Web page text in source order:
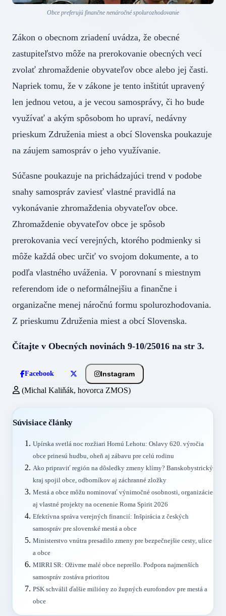
Obce preferujú finančne nenáročné spolurozhodovanie
Zákon o obecnom zriadení uvádza, že obecné
zastupiteľstvo môže na prerokovanie obecných vecí
zvolať zhromaždenie obyvateľov obce alebo jej časti.
Napriek tomu, že v zákone je tento inštitút upravený
len jednou vetou, a je vecou samosprávy, či ho bude
využívať a akým spôsobom ho upraví, nedávny
prieskum Združenia miest a obcí Slovenska poukazuje
na záujem samospráv o jeho využívanie.
Súčasne poukazuje na prichádzajúci trend v podobe
snahy samospráv zaviesť vlastné pravidlá na
vykonávanie zhromaždenia obyvateľov obce.
Zhromaždenie obyvateľov obce je spôsob
prerokovania vecí verejných, ktorého podmienky si
môže každá obec určiť vo svojom dokumente, a to
podľa vlastného uváženia. V porovnaní s miestnym
referendom ide o neformálnejšiu a finančne i
organizačne menej náročnú formu spolurozhodovania.
Z prieskumu Združenia miest a obcí Slovenska.
Čítajte v Obecných novinách 9-10/25016 na str 3.
Facebook Instagram
(Michal Kaliňák, hovorca ZMOS)
Súvisiace články
Upírska svetlá noc rozžiari Hornú Lehotu: Oslavy 620. výročia
obce prinesú hudbu, oheň aj zábavu pre celú rodinu
Ako pripraviť región na dôsledky zmeny klímy? Banskobystrický
kraj spojil obce, odborníkov aj záchranné zložky
Mestá a obce môžu nominovať výnimočné osobnosti, organizácie
aj vlastné projekty na ocenenie Roma Spirit 2026
Efektívna správa verejných financií: Inšpirácia z českých
samospráv pre slovenské mestá a obce
Ministerstvo vnútra presadilo zmeny pre bezpečnejšie cesty, ulice
a obce
MIRRI SR: Oživme malé obce neprešlo. Podpora najmenších
samospráv zostáva prioritou
PSK schválil ďalšie milióny zo župných eurofondov pre mestá a
obce